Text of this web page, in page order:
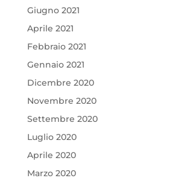
Giugno 2021
Aprile 2021
Febbraio 2021
Gennaio 2021
Dicembre 2020
Novembre 2020
Settembre 2020
Luglio 2020
Aprile 2020
Marzo 2020